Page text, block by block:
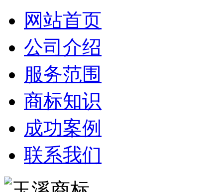
网站首页
公司介绍
服务范围
商标知识
成功案例
联系我们